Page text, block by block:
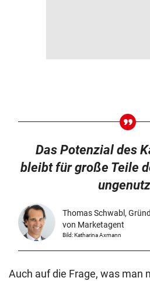
Das Potenzial des
bleibt für große Teile
Thomas Schwabl,
von Marketagent
Bild: Katharina Axmann
Auch auf die Frage, was man